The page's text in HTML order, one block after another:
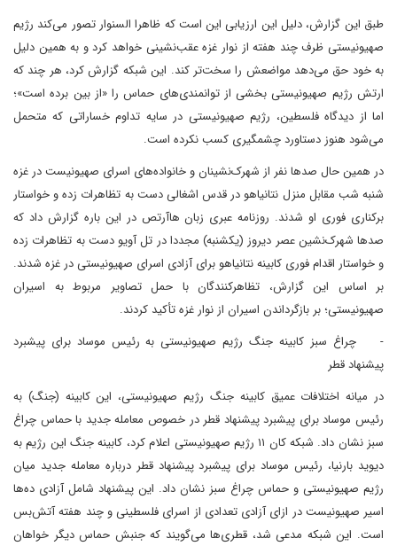
طبق این گزارش، دلیل این ارزیابی این است که ظاهرا السنوار تصور می‌کند رژیم
صهیونیستی ظرف چند هفته از نوار غزه عقب‌نشینی خواهد کرد و به همین دلیل
به خود حق می‌دهد مواضعش را سخت‌تر کند. این شبکه گزارش کرد، هر چند که
ارتش رژیم صهیونیستی بخشی از توانمندی‌های حماس را «از بین برده است»؛
اما از دیدگاه فلسطین، رژیم صهیونیستی در سایه تداوم خساراتی که متحمل
می‌شود هنوز دستاورد چشمگیری کسب نکرده است.
در همین حال صدها نفر از شهرک‌نشینان و خانواده‌های اسرای صهیونیست در غزه
شنبه شب مقابل منزل نتانیاهو در قدس اشغالی دست به تظاهرات زده و خواستار
برکناری فوری او شدند. روزنامه عبری زبان هاآرتص در این باره گزارش داد که
صدها شهرک‌نشین عصر دیروز (یکشنبه) مجددا در تل آویو دست به تظاهرات زده
و خواستار اقدام فوری کابینه نتانیاهو برای آزادی اسرای صهیونیستی در غزه شدند.
بر اساس این گزارش، تظاهرکنندگان با حمل تصاویر مربوط به اسیران
صهیونیستی؛ بر بازگرداندن اسیران از نوار غزه تأکید کردند.
- چراغ سبز کابینه جنگ رژیم صهیونیستی به رئیس موساد برای پیشبرد
پیشنهاد قطر
در میانه اختلافات عمیق کابینه جنگ رژیم صهیونیستی، این کابینه (جنگ) به
رئیس موساد برای پیشبرد پیشنهاد قطر در خصوص معامله جدید با حماس چراغ
سبز نشان داد. شبکه کان ۱۱ رژیم صهیونیستی اعلام کرد، کابینه جنگ این رژیم به
دیوید بارنیا، رئیس موساد برای پیشبرد پیشنهاد قطر درباره معامله جدید میان
رژیم صهیونیستی و حماس چراغ سبز نشان داد. این پیشنهاد شامل آزادی ده‌ها
اسیر صهیونیست در ازای آزادی تعدادی از اسرای فلسطینی و چند هفته آتش‌بس
است. این شبکه مدعی شد، قطری‌ها می‌گویند که جنبش حماس دیگر خواهان